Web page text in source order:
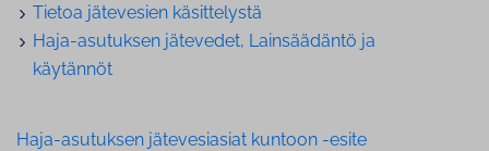
Tietoa jätevesien kä­sit­te­lys­tä
Haja-asutuksen jätevedet, Lain­sää­dän­tö ja
käytännöt
Haja-asutuksen jätevesiasiat kuntoon -esite